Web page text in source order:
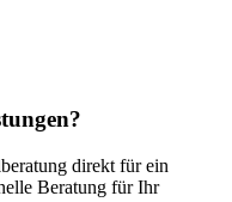
direkt für ein
Beratung für Ihr